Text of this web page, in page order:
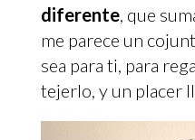
diferente, que
me parece un
sea para ti, para
tejerlo, y un placer